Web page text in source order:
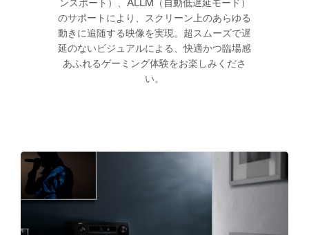
ンスポート）、ALLM（自動低遅延モード）
のサポートにより、スクリーン上のあらゆる
動きに追随する映像を実現。超スムーズで遅
延のないビジュアルによる、快適かつ臨場感
あふれるゲーミング体験をお楽しみくださ
い。